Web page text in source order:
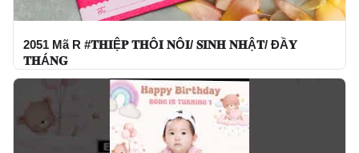
2051 Mã R #𝐓𝐇𝐈Ệ𝐏 𝐓𝐇Ô𝐈 𝐍Ô𝐈/ 𝐒𝐈𝐍𝐇 𝐍𝐇Ậ𝐓/ ĐẦ𝐘
𝐓𝐇Á𝐍𝐆